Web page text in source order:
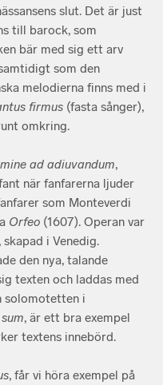
slut. Det är just
till barock, som
bär med sig ett arv
som den
melodierna finns med i
firmus (fasta sånger),
omkring.
ad adiuvandum,
när fanfarerna ljuder
som Monteverdi
Orfeo (1607). Operan var
i Venedig.
den nya, talande
texten och laddas med
solomotetten i
, är ett bra exempel
textens innebörd.
, får vi höra exempel på